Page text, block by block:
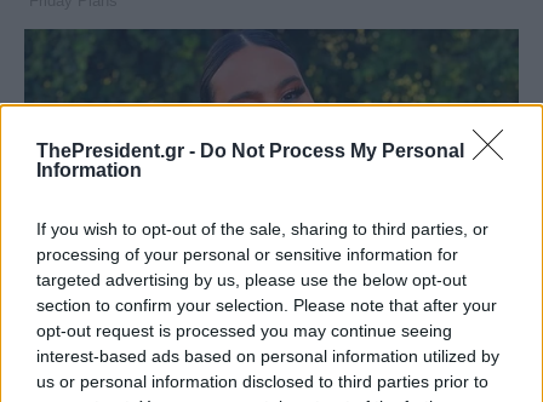
ThePresident.gr - Do Not Process My Personal
Information
If you wish to opt-out of the sale, sharing to third parties, or
processing of your personal or sensitive information for
targeted advertising by us, please use the below opt-out
section to confirm your selection. Please note that after your
opt-out request is processed you may continue seeing
interest-based ads based on personal information utilized by
us or personal information disclosed to third parties prior to